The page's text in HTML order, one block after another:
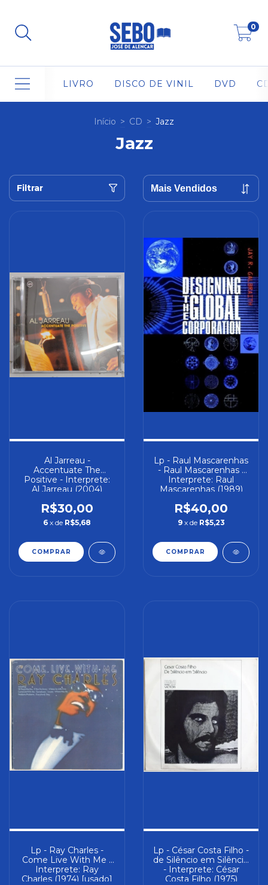
0
LIVRO DISCO DE VINIL DVD
Início > CD > Jazz
Jazz
Filtrar
Al Jarreau -
Accentuate The
Positive - Interprete:
Al Jarreau (2004)
R$30,00
6 x de R$5,68
Lp - Raul Mascarenhas
- Raul Mascarenhas -
Interprete: Raul
Mascarenhas (1989)
R$40,00
9 x de R$5,23
Lp - Ray Charles -
Come Live With Me -
Interprete: Ray
Charles (1974) [usado]
Lp - César Costa Filho -
de Silêncio em Silêncio
- Interprete: César
Costa Filho (1975)